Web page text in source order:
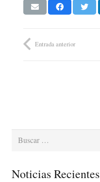
Entrada anterior
Buscar:
Noticias Recientes